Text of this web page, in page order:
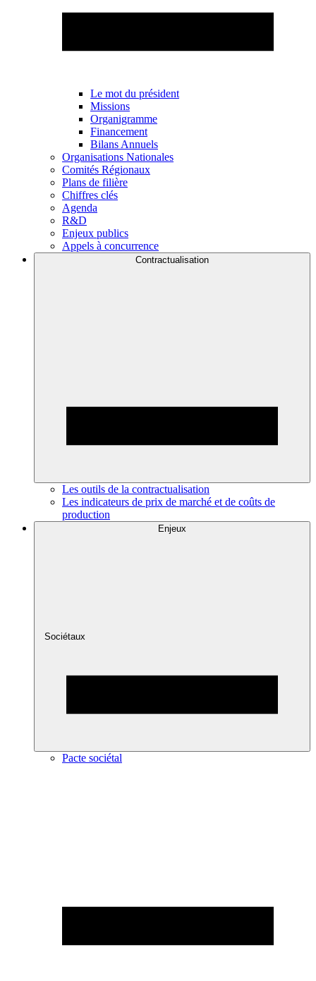
Le mot du président
Missions
Organigramme
Financement
Bilans Annuels
Organisations Nationales
Comités Régionaux
Plans de filière
Chiffres clés
Agenda
R&D
Enjeux publics
Appels à concurrence
Contractualisation
Les outils de la contractualisation
Les indicateurs de prix de marché et de coûts de
production
Enjeux
Sociétaux
Pacte sociétal